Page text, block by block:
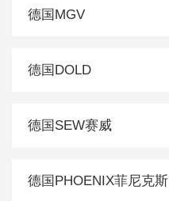
德国MGV
德国DOLD
德国SEW赛威
德国PHOENIX菲尼克斯